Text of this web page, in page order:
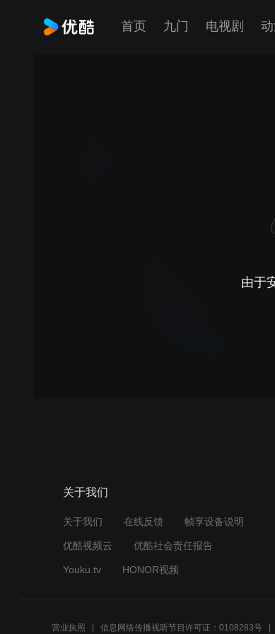
首页 九门 电视剧
由于
关于我们
关于我们 在线反馈 帧享设备说明
优酷视频云 优酷社会责任报告
Youku.tv HONOR视频
营业执照 信息网络传播视听节目许可证：0108283号